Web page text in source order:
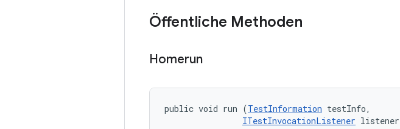
Öffentliche Methoden
Homerun
public void run (TestInformation testInfo,
ITestInvocationListener